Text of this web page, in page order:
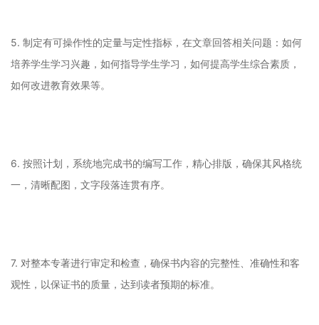
5. 制定有可操作性的定量与定性指标，在文章回答相关问题：如何
培养学生学习兴趣，如何指导学生学习，如何提高学生综合素质，
如何改进教育效果等。
6. 按照计划，系统地完成书的编写工作，精心排版，确保其风格统
一，清晰配图，文字段落连贯有序。
7. 对整本专著进行审定和检查，确保书内容的完整性、准确性和客
观性，以保证书的质量，达到读者预期的标准。